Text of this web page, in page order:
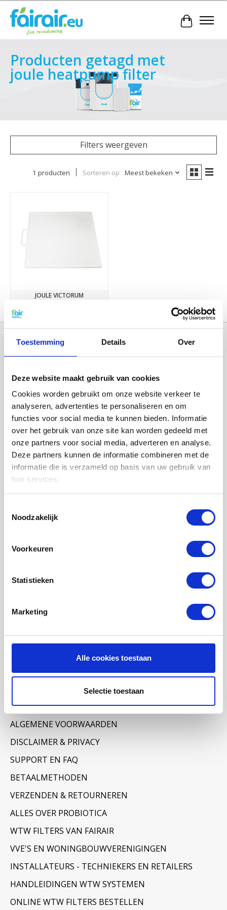
Toestemming Details Over
Deze website maakt gebruik van cookies
Cookies worden gebruikt om onze website verkeer te
analyseren, advertenties te personaliseren en om
functies voor social media te kunnen bieden. Informatie
over het gebruik van onze site kan worden gedeeld met
onze partners voor social media, adverteren en analyse.
Deze partners kunnen de informatie combineren met de
informatie die is verzameld op basis van uw gebruik van
hun services.
Noodzakelijk
Voorkeuren
Statistieken
Marketing
Alle cookies toestaan
Selectie toestaan
Producten getagd met
joule heatpump filter
Filters weergeven
1 producten Sorteren op Meest bekeken
JOULE VICTORUM
Categorieën
WTW FILTERS
LUCHTVERWARMING FILTERS
FILTERDOEKEN / MATTEN
KEGELFILTERS - CONISCHE FILTERS
ONDERHOUD WTW VENTILATIE
Mijn account
Mijn bestellingen
OVER ONS
ALGEMENE VOORWAARDEN
DISCLAIMER & PRIVACY
SUPPORT EN FAQ
BETAALMETHODEN
VERZENDEN & RETOURNEREN
ALLES OVER PROBIOTICA
WTW FILTERS VAN FAIRAIR
VVE'S EN WONINGBOUWVERENIGINGEN
INSTALLATEURS - TECHNIEKERS EN RETAILERS
HANDLEIDINGEN WTW SYSTEMEN
ONLINE WTW FILTERS BESTELLEN